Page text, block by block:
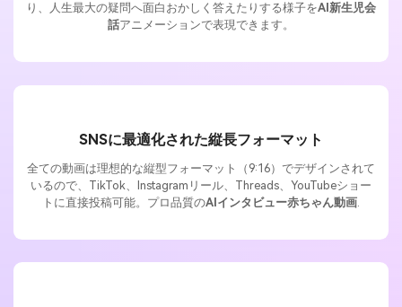
り、人生最大の疑問へ面白おかしく答えたりする様子をAI新生児会
話アニメーションで表現できます。
SNSに最適化された縦長フォーマット
全ての動画は理想的な縦型フォーマット（9:16）でデザインされて
いるので、TikTok、Instagramリール、Threads、YouTubeショー
トに直接投稿可能。プロ品質のAIインタビュー赤ちゃん動画